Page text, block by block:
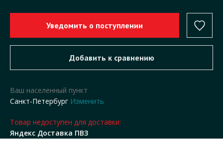
Ваш населенный пункт
Санкт-Петербург Изменить
Товар недоступен для доставки:
Яндекс Доставка ПВЗ